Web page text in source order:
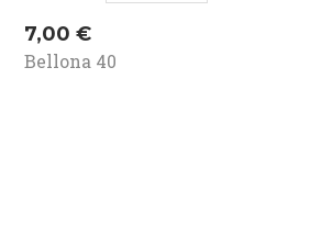
Kaina
7,00 €
Bellona 40